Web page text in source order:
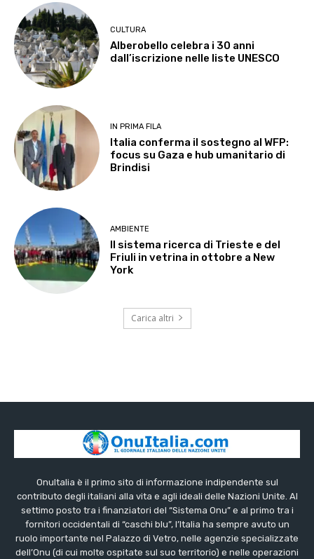
CULTURA
Alberobello celebra i 30 anni
dall’iscrizione nelle liste UNESCO
IN PRIMA FILA
Italia conferma il sostegno al WFP:
focus su Gaza e hub umanitario di
Brindisi
AMBIENTE
Il sistema ricerca di Trieste e del
Friuli in vetrina in ottobre a New
York
Carica altri
OnuItalia è il primo sito di informazione indipendente sul
contributo degli italiani alla vita e agli ideali delle Nazioni Unite. Al
settimo posto tra i finanziatori del “Sistema Onu” e al primo tra i
fornitori occidentali di “caschi blu”, l’Italia ha sempre avuto un
ruolo importante nel Palazzo di Vetro, nelle agenzie specializzate
dell’Onu (di cui molte ospitate sul suo territorio) e nelle operazioni